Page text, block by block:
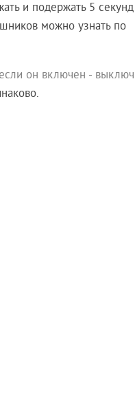
и подержать 5
можно узнать по
он включен -